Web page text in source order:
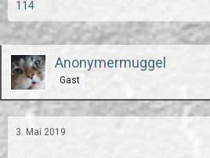
114
Anonymermuggel
Gast
3. Mai 2019